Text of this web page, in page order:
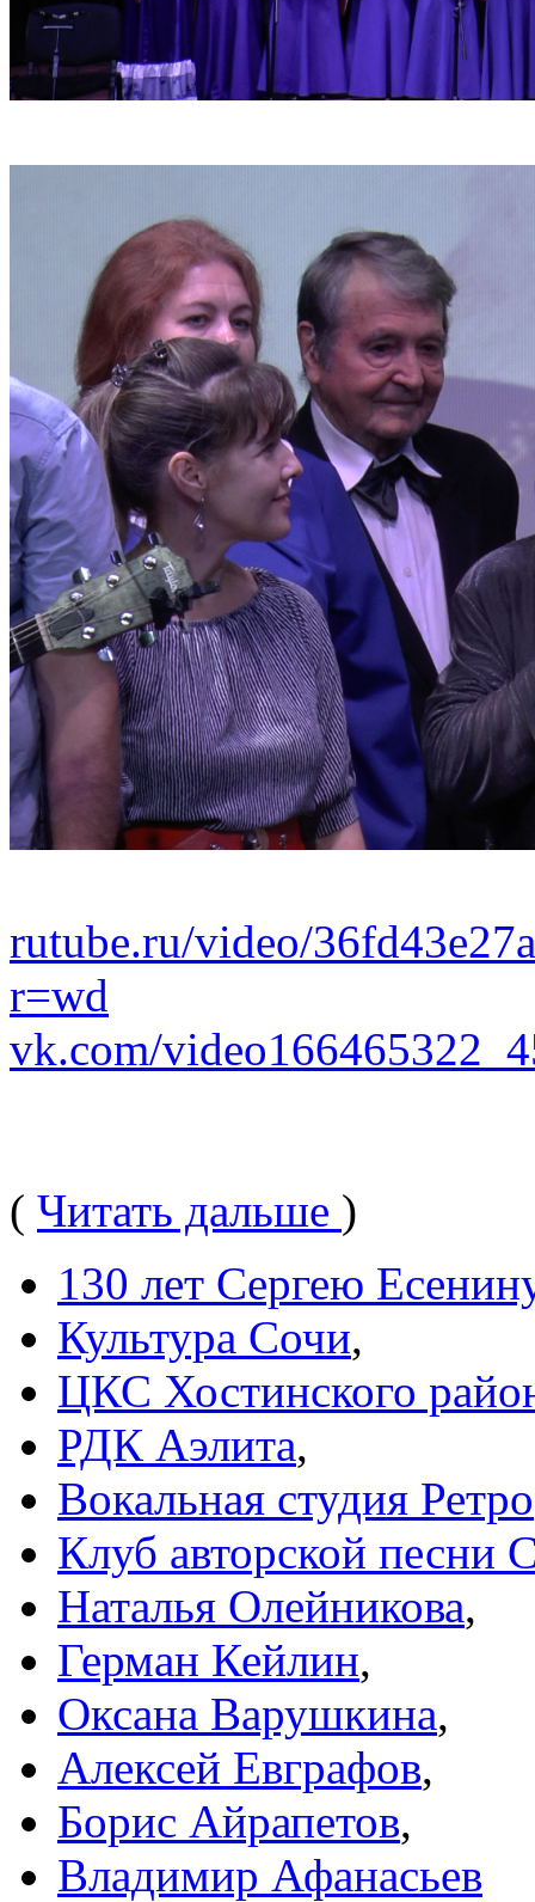
rutube.ru/video/
r=wd
vk.com/
( Читать дальше )
130 лет Сергею
Культура Сочи,
ЦКС Хостинского
РДК Аэлита,
Вокальная студия Ретро
Клуб авторской песни
Наталья Олейникова,
Герман Кейлин,
Оксана Варушкина,
Алексей Евграфов,
Борис Айрапетов,
Владимир Афанасьев